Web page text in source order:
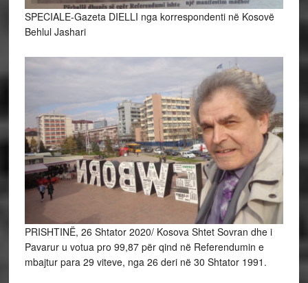
SPECIALE-Gazeta DIELLI nga korrespondenti në Kosovë
Behlul Jashari
PRISHTINË, 26 Shtator 2020/ Kosova Shtet Sovran dhe i
Pavarur u votua pro 99,87 për qind në Referendumin e
mbajtur para 29 viteve, nga 26 deri në 30 Shtator 1991.